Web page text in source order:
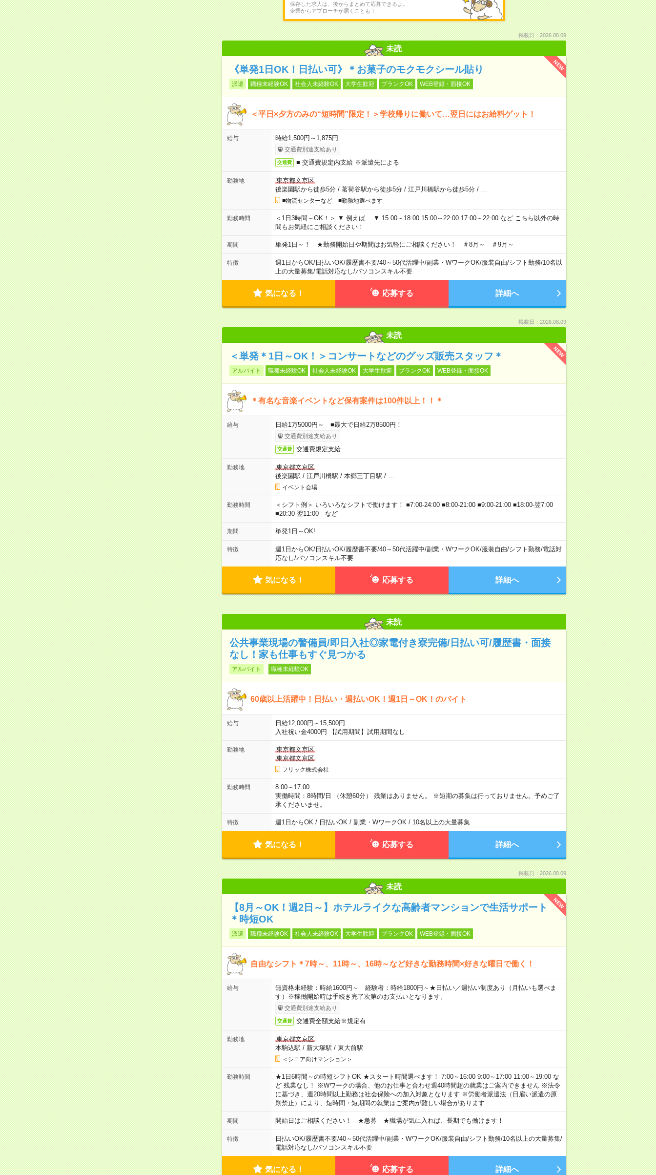
保存した求人は、後からまとめて応募できるよ。
企業からアプローチが届くことも！
掲載日：2026.08.09
未読
NEW
《単発1日OK！日払い可》＊お菓子のモクモクシール貼り
派遣 職種未経験OK 社会人未経験OK 大学生歓迎 ブランクOK WEB登録・面接OK
＜平日×夕方のみの“短時間”限定！＞学校帰りに働いて…翌日にはお給料ゲット！
給与 時給1,500円～1,875円
交通費別途支給あり
交通費 ■ 交通費規定内支給 ※派遣先による
勤務地
東京都文京区
後楽園駅から徒歩5分/ 茗荷谷駅から徒歩5分/ 江戸川橋駅から徒歩5分/
■物流センターなど ■勤務地選べます
勤務時間
＜1日3時間～OK！＞ ▼ 例えば… ▼ 15:00～18:00 15:00～22:00 17:00～22:00 など こちら以外の時
間もお気軽にご相談ください！
期間 単発1日～！ ★勤務開始日や期間はお気軽にご相談ください！ ＃8月～ ＃9月～
特徴 週1日からOK/日払いOK/履歴書不要/40～50代活躍中/副業・WワークOK/服装自由/シフト勤務/10名以
上の大量募集/電話対応なし/パソコンスキル不要
気になる！ 応募する 詳細へ
掲載日：2026.08.09
未読
NEW
＜単発＊1日～OK！＞コンサートなどのグッズ販売スタッフ＊
アルバイト 職種未経験OK 社会人未経験OK 大学生歓迎 ブランクOK WEB登録・面接OK
＊有名な音楽イベントなど保有案件は100件以上！！＊
給与 日給1万5000円～ ■最大で日給2万8500円！
交通費別途支給あり
交通費 交通費規定支給
勤務地
東京都文京区
後楽園駅 / 江戸川橋駅 / 本郷三丁目駅 /
イベント会場
勤務時間
＜シフト例＞ いろいろなシフトで働けます！ ■7:00-24:00 ■8:00-21:00 ■9:00-21:00 ■18:00-翌7:00
■20:30-翌11:00 など
期間 単発1日～OK!
特徴 週1日からOK/日払いOK/履歴書不要/40～50代活躍中/副業・WワークOK/服装自由/シフト勤務/電話対
応なし/パソコンスキル不要
気になる！ 応募する 詳細へ
未読
公共事業現場の警備員/即日入社◎家電付き寮完備/日払い可/履歴書・面接
なし！家も仕事もすぐ見つかる
アルバイト 職種未経験OK
60歳以上活躍中！日払い・週払いOK！週1日～OK！のバイト
給与
日給12,000円～15,500円
入社祝い金4000円 【試用期間】試用期間なし
勤務地
東京都文京区
東京都文京区
フリック株式会社
勤務時間
8:00～17:00
実働時間：8時間/日 （休憩60分） 残業はありません。 ※短期の募集は行っておりません。予めご了
承くださいませ。
特徴 週1日からOK / 日払いOK / 副業・WワークOK / 10名以上の大量募集
気になる！ 応募する 詳細へ
掲載日：2026.08.09
未読
NEW
【8月～OK！週2日～】ホテルライクな高齢者マンションで生活サポート
＊時短OK
派遣 職種未経験OK 社会人未経験OK 大学生歓迎 ブランクOK WEB登録・面接OK
自由なシフト＊7時～、11時～、16時～など好きな勤務時間×好きな曜日で働く！
給与
無資格未経験：時給1600円～ 経験者：時給1800円～★日払い／週払い制度あり（月払いも選べま
す）※稼働開始時は手続き完了次第のお支払いとなります。
交通費別途支給あり
交通費 交通費全額支給※規定有
勤務地
東京都文京区
本駒込駅 / 新大塚駅 / 東大前駅
＜シニア向けマンション＞
勤務時間
★1日6時間～の時短シフトOK ★スタート時間選べます！ 7:00～16:00 9:00～17:00 11:00～19:00 な
ど 残業なし！ ※Wワークの場合、他のお仕事と合わせ週40時間超の就業はご案内できません ※法令
に基づき、週20時間以上勤務は社会保険への加入対象となります ※労働者派遣法（日雇い派遣の原
則禁止）により、短時間・短期間の就業はご案内が難しい場合があります
期間 開始日はご相談ください！ ★急募 ★職場が気に入れば、長期でも働けます！
特徴 日払いOK/履歴書不要/40～50代活躍中/副業・WワークOK/服装自由/シフト勤務/10名以上の大量募集/
電話対応なし/パソコンスキル不要
気になる！ 応募する 詳細へ